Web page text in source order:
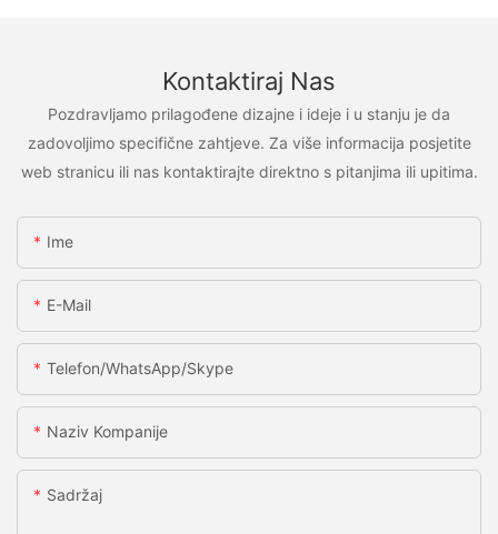
Kontaktiraj Nas
Pozdravljamo prilagođene dizajne i ideje i u stanju je da
zadovoljimo specifične zahtjeve. Za više informacija posjetite
web stranicu ili nas kontaktirajte direktno s pitanjima ili upitima.
Ime
E-Mail
Telefon/WhatsApp/Skype
Naziv Kompanije
Sadržaj